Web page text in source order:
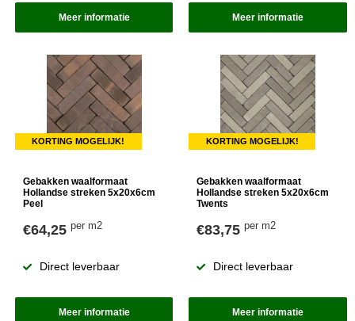
Meer informatie Meer informatie
KORTING MOGELIJK!
Gebakken waalformaat
Hollandse streken 5x20x6cm
Peel
€64,25 per m2
Direct leverbaar
Meer informatie
KORTING MOGELIJK!
Gebakken waalformaat
Hollandse streken 5x20x6cm
Twents
€83,75per m2
Direct leverbaar
Meer informatie